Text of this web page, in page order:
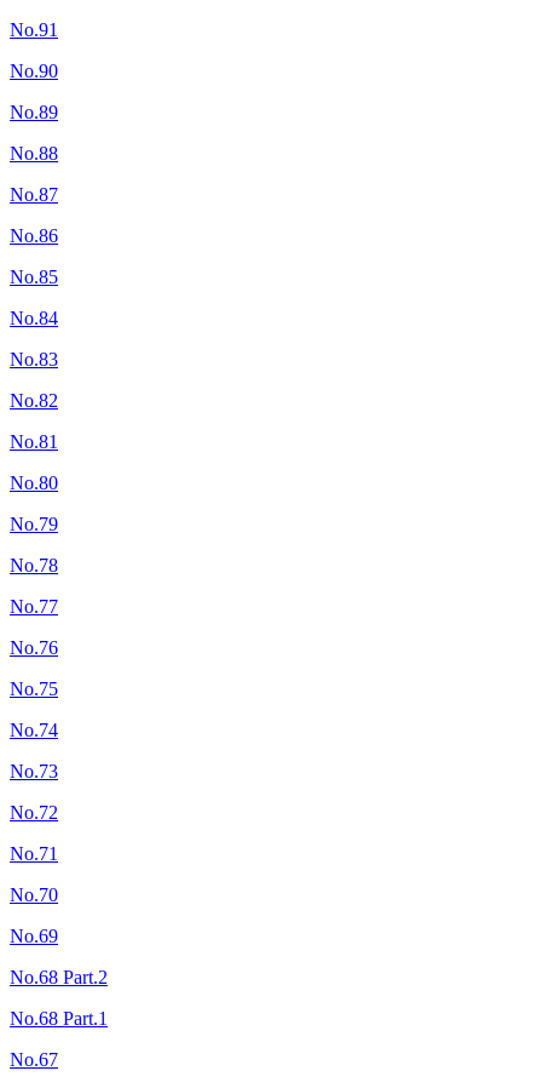
No.91
No.90
No.89
No.88
No.87
No.86
No.85
No.84
No.83
No.82
No.81
No.80
No.79
No.78
No.77
No.76
No.75
No.74
No.73
No.72
No.71
No.70
No.69
No.68 Part.2
No.68 Part.1
No.67